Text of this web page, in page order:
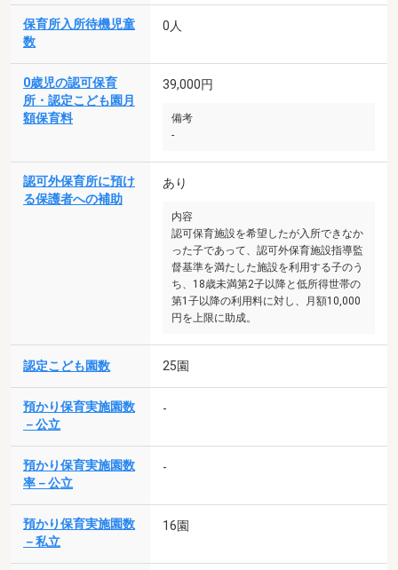
保育所入所待機児童
数
0人
0歳児の認可保育
所・認定こども園月
額保育料
39,000円
備考
-
認可外保育所に預け
る保護者への補助
あり
内容
認可保育施設を希望したが入所できなか
った子であって、認可外保育施設指導監
督基準を満たした施設を利用する子のう
ち、18歳未満第2子以降と低所得世帯の
第1子以降の利用料に対し、月額10,000
円を上限に助成。
認定こども園数 25園
預かり保育実施園数
－公立
-
預かり保育実施園数
率－公立
-
預かり保育実施園数
－私立
16園